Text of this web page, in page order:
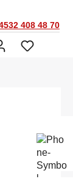
408 48 70